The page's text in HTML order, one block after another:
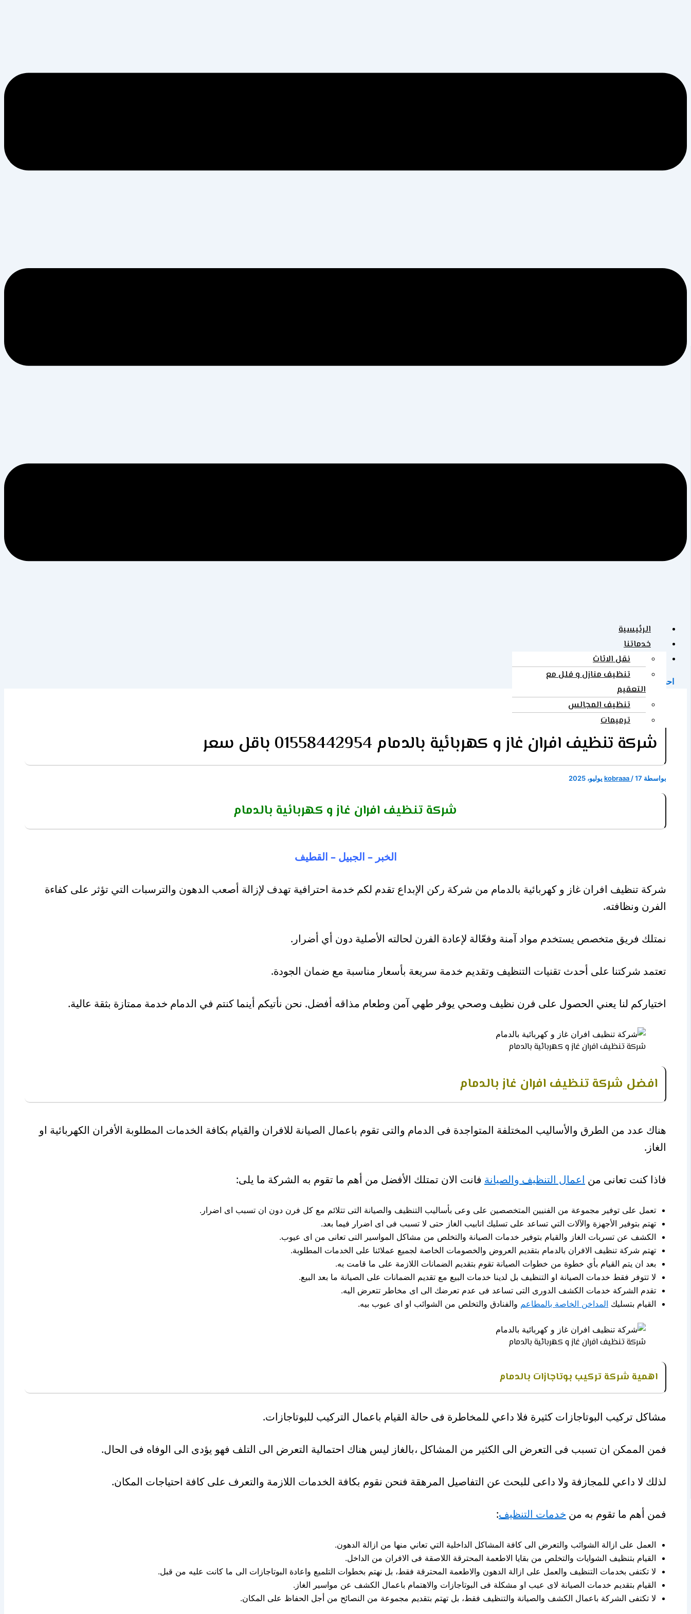
الرئيسية
خدماتنا
نقل الاثاث
تنظيف منازل و فلل مع
التعقيم
تنظيف المجالس
ترميمات
المدونة
احجز الآن
شركة تنظيف افران غاز و كهربائية بالدمام 01558442954 باقل سعر
بواسطة kobraaa/17 يوليو، 2025
شركة تنظيف افران غاز و كهربائية بالدمام
الخبر – الجبيل – القطيف
شركة تنظيف افران غاز و كهربائية بالدمام من شركة ركن الإبداع تقدم لكم خدمة احترافية تهدف لإزالة أصعب الدهون والترسبات التي تؤثر على كفاءة
الفرن ونظافته.
نمتلك فريق متخصص يستخدم مواد آمنة وفعّالة لإعادة الفرن لحالته الأصلية دون أي أضرار.
تعتمد شركتنا على أحدث تقنيات التنظيف وتقديم خدمة سريعة بأسعار مناسبة مع ضمان الجودة.
اختياركم لنا يعني الحصول على فرن نظيف وصحي يوفر طهي آمن وطعام مذاقه أفضل. نحن نأتيكم أينما كنتم في الدمام خدمة ممتازة بثقة عالية.
شركة تنظيف افران غاز و كهربائية بالدمام
افضل شركة تنظيف افران غاز بالدمام
هناك عدد من الطرق والأساليب المختلفة المتواجدة فى الدمام والتى تقوم باعمال الصيانة للافران والقيام بكافة الخدمات المطلوبة الأفران الكهربائية او
الغاز.
فاذا كنت تعانى من اعمال التنظيف والصيانة فانت الان تمتلك الأفضل من أهم ما تقوم به الشركة ما يلى:
تعمل على توفير مجموعة من الفنيين المتخصصين على وعى بأساليب التنظيف والصيانة التى تتلائم مع كل فرن دون ان تسبب اى اضرار.
تهتم بتوفير الأجهزة والآلات التي تساعد على تسليك انابيب الغاز حتى لا تسبب فى اى اضرار فيما بعد.
الكشف عن تسربات الغاز والقيام بتوفير خدمات الصيانة والتخلص من مشاكل المواسير التى تعانى من اى عيوب.
تهتم شركة تنظيف الافران بالدمام بتقديم العروض والخصومات الخاصة لجميع عملائنا على الخدمات المطلوبة.
بعد ان يتم القيام بأي خطوة من خطوات الصيانة تقوم بتقديم الضمانات اللازمة على ما قامت به.
لا تتوفر فقط خدمات الصيانة او التنظيف بل لدينا خدمات البيع مع تقديم الضمانات على الصيانة ما بعد البيع.
تقدم الشركة خدمات الكشف الدورى التى تساعد فى عدم تعرضك الى اى مخاطر تتعرض اليه.
القيام بتسليك المداخن الخاصة بالمطاعم والفنادق والتخلص من الشوائب او اى عيوب بيه.
شركة تنظيف افران غاز و كهربائية بالدمام
اهمية شركة تركيب بوتاجازات بالدمام
مشاكل تركيب البوتاجازات كثيرة فلا داعي للمخاطرة فى حالة القيام باعمال التركيب للبوتاجازات.
فمن الممكن ان تسبب فى التعرض الى الكثير من المشاكل ،بالغاز ليس هناك احتمالية التعرض الى التلف فهو يؤدى الى الوفاه فى الحال.
لذلك لا داعي للمجازفة ولا داعى للبحث عن التفاصيل المرهقة فنحن نقوم بكافة الخدمات اللازمة والتعرف على كافة احتياجات المكان.
فمن أهم ما تقوم به من خدمات التنظيف:
العمل على ازالة الشوائب والتعرض الى كافة المشاكل الداخلية التي تعاني منها من ازالة الدهون.
القيام بتنظيف الشوايات والتخلص من بقايا الاطعمة المحترقة اللاصقة فى الافران من الداخل.
لا تكتفى بخدمات التنظيف والعمل على ازالة الدهون والاطعمة المحترقة فقط، بل نهتم بخطوات التلميع واعادة البوتاجازات الى ما كانت عليه من قبل.
القيام بتقديم خدمات الصيانة لاى عيب او مشكلة فى البوتاجازات والاهتمام باعمال الكشف عن مواسير الغاز.
لا تكتفى الشركة باعمال الكشف والصيانة والتنظيف فقط، بل تهتم بتقديم مجموعة من النصائح من أجل الحفاظ على المكان.